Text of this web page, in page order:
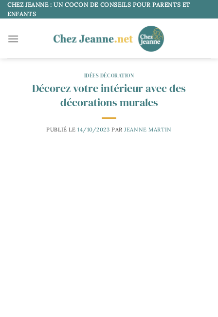
Passer
au
CHEZ JEANNE : UN COCON DE CONSEILS POUR PARENTS ET
ENFANTS
IDÉES DÉCORATION
Décorez votre intérieur avec des
décorations murales
PUBLIÉ LE 14/10/2023 PAR JEANNE MARTIN